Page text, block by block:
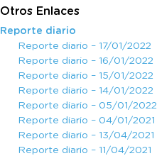
Otros Enlaces
Reporte diario
Reporte diario – 17/01/2022
Reporte diario – 16/01/2022
Reporte diario – 15/01/2022
Reporte diario – 14/01/2022
Reporte diario – 05/01/2022
Reporte diario – 04/01/2021
Reporte diario – 13/04/2021
Reporte diario – 11/04/2021